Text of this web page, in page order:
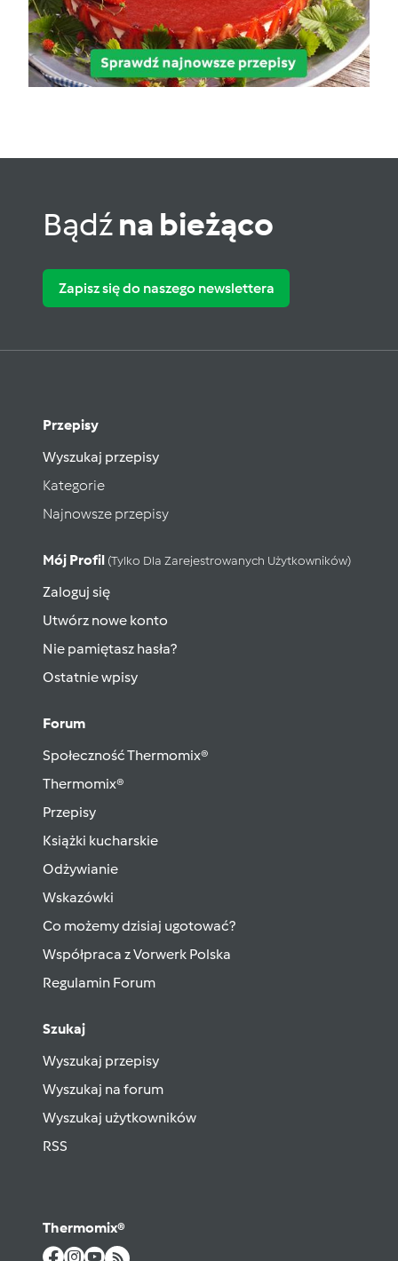
Bądźna bieżąco
Zapisz się do naszego newslettera
Przepisy
Wyszukaj przepisy
Kategorie
Najnowsze przepisy
Mój Profil (tylko Dla Zarejestrowanych Użytkowników)
Zaloguj się
Utwórz nowe konto
Nie pamiętasz hasła?
Ostatnie wpisy
Forum
Społeczność Thermomix®
Thermomix®
Przepisy
Książki kucharskie
Odżywianie
Wskazówki
Co możemy dzisiaj ugotować?
Współpraca z Vorwerk Polska
Regulamin Forum
Szukaj
Wyszukaj przepisy
Wyszukaj na forum
Wyszukaj użytkowników
RSS
Thermomix®